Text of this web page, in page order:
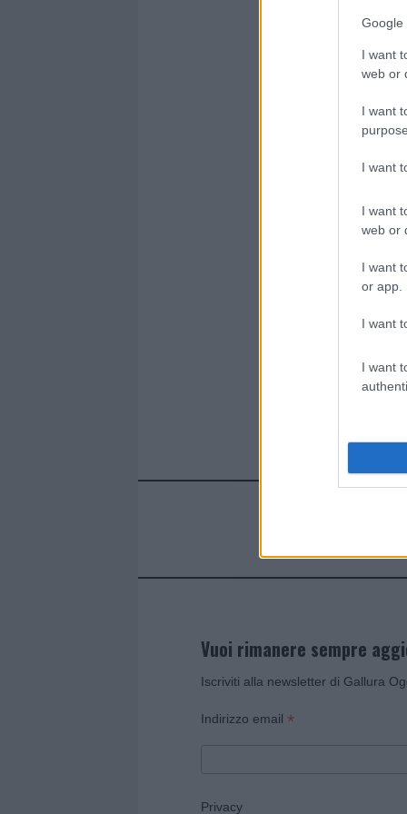
Google
I want
web or
I want
I want
I want
web or
I want
or app.
I want
I want
Vuoi rimanere sempre
Iscriviti alla newsletter di Gallura
Indirizzo email *
Privacy